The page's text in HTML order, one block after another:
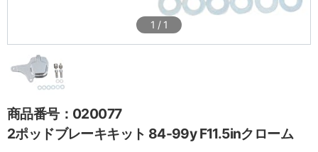
1 / 1
商品番号：020077
2ポッドブレーキキット 84-99y F11.5inクローム